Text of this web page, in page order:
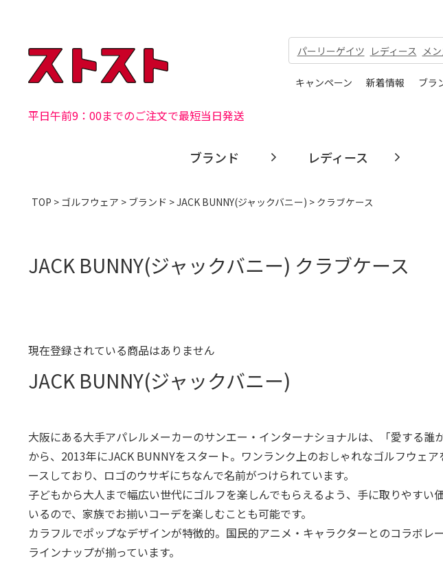
パーリーゲイツ レディース メ
キャンペーン 新着情報 ブラ
平日午前9：00までのご注文で最短当日発送
ブランド レディース
TOP > ゴルフウェア > ブランド >JACK BUNNY(ジャックバニー) > クラブケース
JACK BUNNY(ジャックバニー) クラブケース
現在登録されている商品はありません
JACK BUNNY(ジャックバニー)
大阪にある大手アパレルメーカーのサンエー・インターナショナルは、「愛する誰
から、2013年にJACK BUNNYをスタート。ワンランク上のおしゃれなゴルフウェア
ースしており、ロゴのウサギにちなんで名前がつけられています。
子どもから大人まで幅広い世代にゴルフを楽しんでもらえるよう、手に取りやすい
いるので、家族でお揃いコーデを楽しむことも可能です。
カラフルでポップなデザインが特徴的。国民的アニメ・キャラクターとのコラボレ
ラインナップが揃っています。